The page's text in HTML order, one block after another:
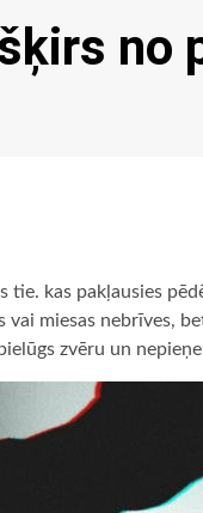
no
kas pakļausies
miesas nebrīves,
zvēru un